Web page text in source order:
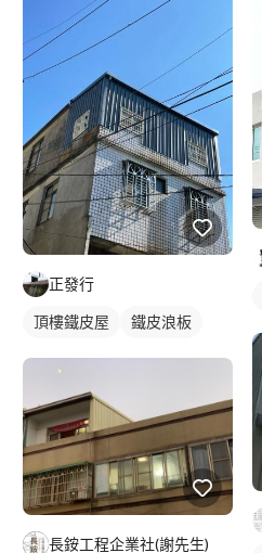
正發行
頂樓鐵皮屋 鐵皮浪板
長銨工程企業社(謝先生)